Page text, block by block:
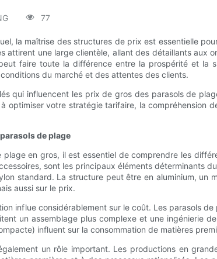
77
la maîtrise des structures de prix est essentielle
attirent une large clientèle, allant des détaillants
faire toute la différence entre la prospérité et la
du marché et des attentes des clients.
qui influencent les prix de gros des parasols de
optimiser votre stratégie tarifaire, la
de plage
en gros, il est essentiel de comprendre les
sont les principaux éléments déterminants
standard. La structure peut être en aluminium,
aussi sur le prix.
influe considérablement sur le coût. Les parasols
un assemblage plus complexe et une ingénierie
influent sur la consommation de matières
un rôle important. Les productions en